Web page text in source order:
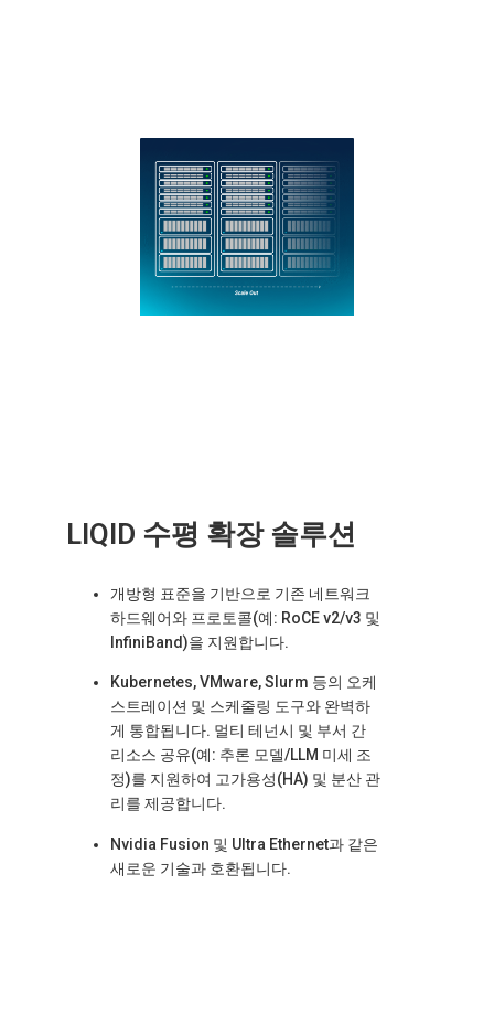
LIQID 수평 확장 솔루션
개방형 표준을 기반으로 기존 네트워크
하드웨어와 프로토콜(예: RoCE v2/v3 및
InfiniBand)을 지원합니다.
Kubernetes, VMware, Slurm 등의 오케
스트레이션 및 스케줄링 도구와 완벽하
게 통합됩니다. 멀티 테넌시 및 부서 간
리소스 공유(예: 추론 모델/LLM 미세 조
정)를 지원하여 고가용성(HA) 및 분산 관
리를 제공합니다.
Nvidia Fusion 및 Ultra Ethernet과 같은
새로운 기술과 호환됩니다.